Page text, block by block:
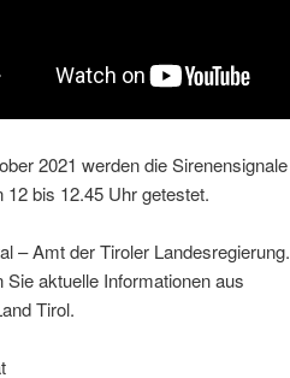
2021 werden die Sirenensignale
12 bis 12.45 Uhr getestet.
– Amt der Tiroler Landesregierung.
Sie aktuelle Informationen aus
Tirol.